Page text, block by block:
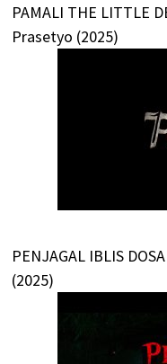
PAMALI THE LITTLE
Prasetyo (2025)
PENJAGAL IBLIS
(2025)